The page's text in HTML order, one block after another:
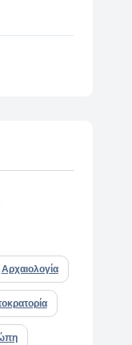
Αρχαιολογία